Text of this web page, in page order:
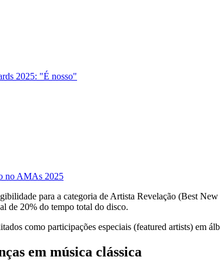
2025: "É nosso"
no AMAs 2025
para a categoria de Artista Revelação (Best
de 20% do tempo total do disco.
como participações especiais (featured artists) em
em música clássica